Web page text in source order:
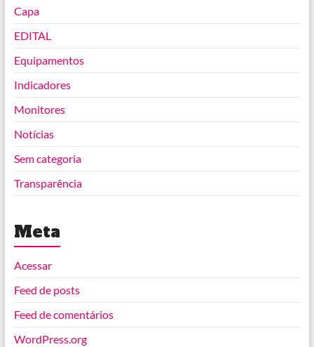
Capa
EDITAL
Equipamentos
Indicadores
Monitores
Notícias
Sem categoria
Transparência
Meta
Acessar
Feed de posts
Feed de comentários
WordPress.org